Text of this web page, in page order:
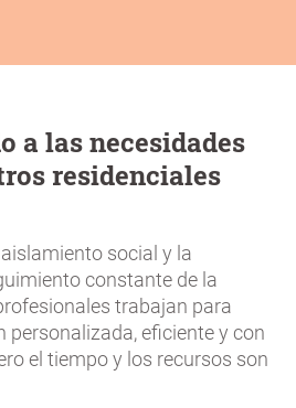
a las necesidades
residenciales
social y la
constante de la
trabajan para
personalizada, eficiente y con
el tiempo y los recursos son